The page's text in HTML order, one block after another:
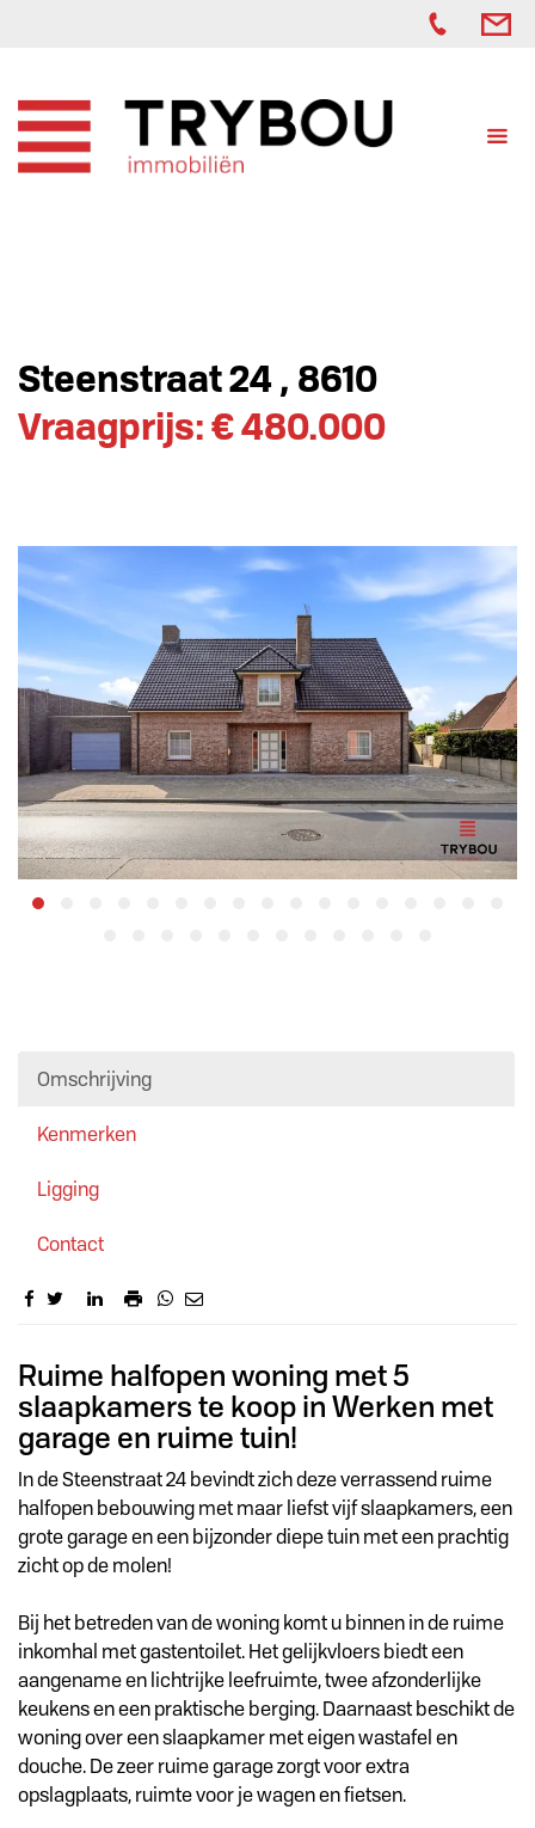
Steenstraat 24 , 8610
Vraagprijs: € 480.000
Omschrijving
Kenmerken
Ligging
Contact
Omschrijving
Ruime halfopen woning met 5
slaapkamers te koop in Werken met
garage en ruime tuin!
In de Steenstraat 24 bevindt zich deze verrassend ruime
halfopen bebouwing met maar liefst vijf slaapkamers, een
grote garage en een bijzonder diepe tuin met een prachtig
zicht op de molen!
Bij het betreden van de woning komt u binnen in de ruime
inkomhal met gastentoilet. Het gelijkvloers biedt een
aangename en lichtrijke leefruimte, twee afzonderlijke
keukens en een praktische berging. Daarnaast beschikt de
woning over een slaapkamer met eigen wastafel en
douche. De zeer ruime garage zorgt voor extra
opslagplaats, ruimte voor je wagen en fietsen.